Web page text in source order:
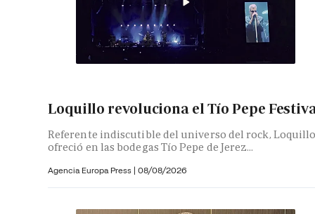
Loquillo revoluciona el Tío Pepe
Referente indiscutible del universo del rock,
ofreció en las bodegas Tío Pepe de Jerez...
Agencia Europa Press | 08/08/2026